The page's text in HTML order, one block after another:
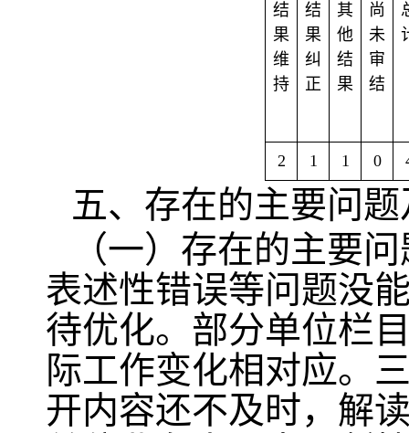
结
果
维
持
结
果
纠
正
其
他
结
果
尚
未
审
结
2 1 1 0
五、存在的主要问
（一）存在的主要
表述性错误等问题没
待优化。部分单位栏
际工作变化相对应。
开内容还不及时，解